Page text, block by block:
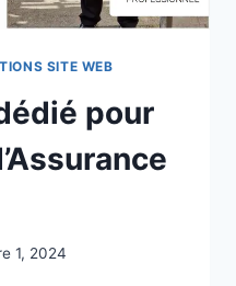
SITE WEB
pour
1, 2024